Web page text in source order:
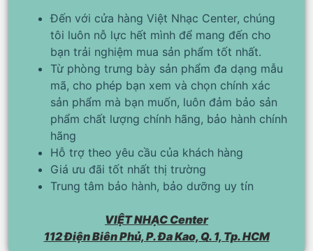
Đến với cửa hàng Việt Nhạc Center, chúng
tôi luôn nỗ lực hết mình để mang đến cho
bạn trải nghiệm mua sản phẩm tốt nhất.
Từ phòng trưng bày sản phẩm đa dạng mẫu
mã, cho phép bạn xem và chọn chính xác
sản phẩm mà bạn muốn, luôn đảm bảo sản
phẩm chất lượng chính hãng, bảo hành chính
hãng
Hỗ trợ theo yêu cầu của khách hàng
Giá ưu đãi tốt nhất thị trường
Trung tâm bảo hành, bảo dưỡng uy tín
VIỆT NHẠC Center
112 Điện Biên Phủ, P. Đa Kao, Q. 1, Tp. HCM